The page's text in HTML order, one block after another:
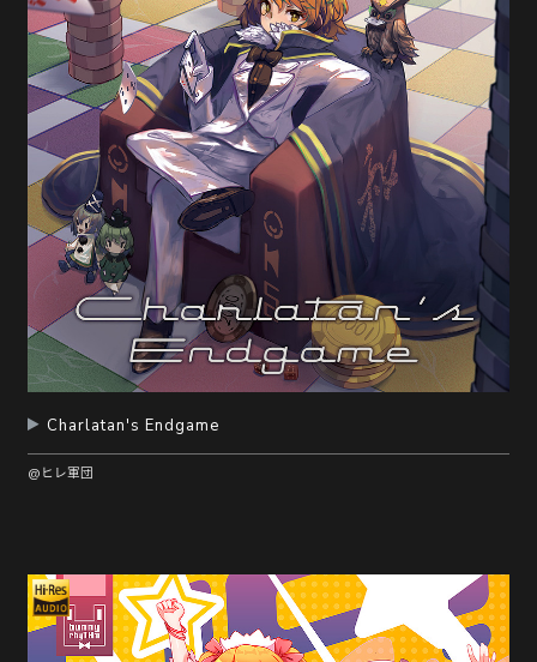
随
便
听
听
Charlatan's Endgame
@ヒレ軍団